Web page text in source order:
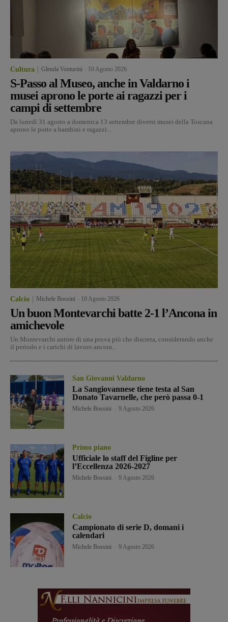
Cultura Glenda Venturini 10 Agosto 2026
S-Passo al Museo, anche in Valdarno i
musei aprono le porte ai ragazzi per i
campi di settembre
Da lunedì 31 agosto a domenica 13 settembre diversi musei della Toscana
aprono le porte a bambini e ragazzi...
Calcio Michele Bossini 10 Agosto 2026
Un buon Montevarchi batte 2-1 l’Ancona in
amichevole
Un Montevarchi autore di una prova più che discreta, considerando anche
il periodo e i carichi di lavoro ancora...
San Giovanni Valdarno
La Sangiovannese tiene testa al San
Donato Tavarnelle, che però passa 0-1
Michele Bossini 9 Agosto 2026
Primo piano
Ufficiale lo staff del Figline per
l’Eccellenza 2026-2027
Michele Bossini 9 Agosto 2026
Calcio
Campionato di serie D, domani i
calendari
Michele Bossini 9 Agosto 2026